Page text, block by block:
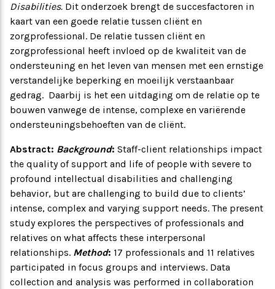
Disabilities. Dit onderzoek brengt de succesfactoren in
kaart van een goede relatie tussen cliënt en
zorgprofessional. De relatie tussen cliënt en
zorgprofessional heeft invloed op de kwaliteit van de
ondersteuning en het leven van mensen met een ernstige
verstandelijke beperking en moeilijk verstaanbaar
gedrag. Daarbij is het een uitdaging om de relatie op te
bouwen vanwege de intense, complexe en variërende
ondersteuningsbehoeften van de cliënt.
Abstract: Background: Staff-client relationships impact
the quality of support and life of people with severe to
profound intellectual disabilities and challenging
behavior, but are challenging to build due to clients’
intense, complex and varying support needs. The present
study explores the perspectives of professionals and
relatives on what affects these interpersonal
relationships. Method: 17 professionals and 11 relatives
participated in focus groups and interviews. Data
collection and analysis was performed in collaboration